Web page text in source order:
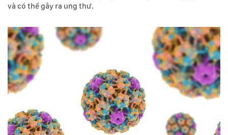
và có thể gây ra ung thư.